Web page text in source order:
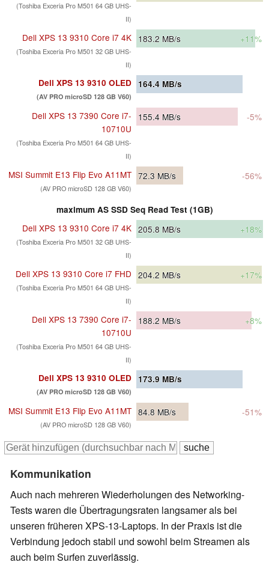
(Toshiba Exceria Pro M501 64 GB UHS-
II)
Dell XPS 13 9310 Core i7 4K
(Toshiba Exceria Pro M501 32 GB UHS-
II)
183.2 MB/s +11%
Dell XPS 13 9310 OLED
(AV PRO microSD 128 GB V60)
164.4 MB/s
Dell XPS 13 7390 Core i7-
10710U
(Toshiba Exceria Pro M501 64 GB UHS-
II)
155.4 MB/s -5%
MSI Summit E13 Flip Evo A11MT
(AV PRO microSD 128 GB V60)
72.3 MB/s -56%
maximum AS SSD Seq Read Test (1GB)
Dell XPS 13 9310 Core i7 4K
(Toshiba Exceria Pro M501 32 GB UHS-
II)
205.8 MB/s +18%
Dell XPS 13 9310 Core i7 FHD
(Toshiba Exceria Pro M501 64 GB UHS-
II)
204.2 MB/s +17%
Dell XPS 13 7390 Core i7-
10710U
(Toshiba Exceria Pro M501 64 GB UHS-
II)
188.2 MB/s +8%
Dell XPS 13 9310 OLED
(AV PRO microSD 128 GB V60)
173.9 MB/s
MSI Summit E13 Flip Evo A11MT
(AV PRO microSD 128 GB V60)
84.8 MB/s -51%
Kommunikation
Auch nach mehreren Wiederholungen des Networking-
Tests waren die Übertragungsraten langsamer als bei
unseren früheren XPS-13-Laptops. In der Praxis ist die
Verbindung jedoch stabil und sowohl beim Streamen als
auch beim Surfen zuverlässig.